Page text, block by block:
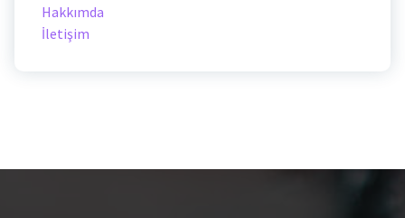
Hakkımda
İletişim